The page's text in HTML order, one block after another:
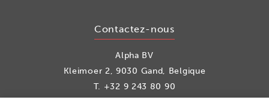
Contactez-nous
Alpha BV
Kleimoer 2, 9030 Gand, Belgique
T. +32 9 243 80 90